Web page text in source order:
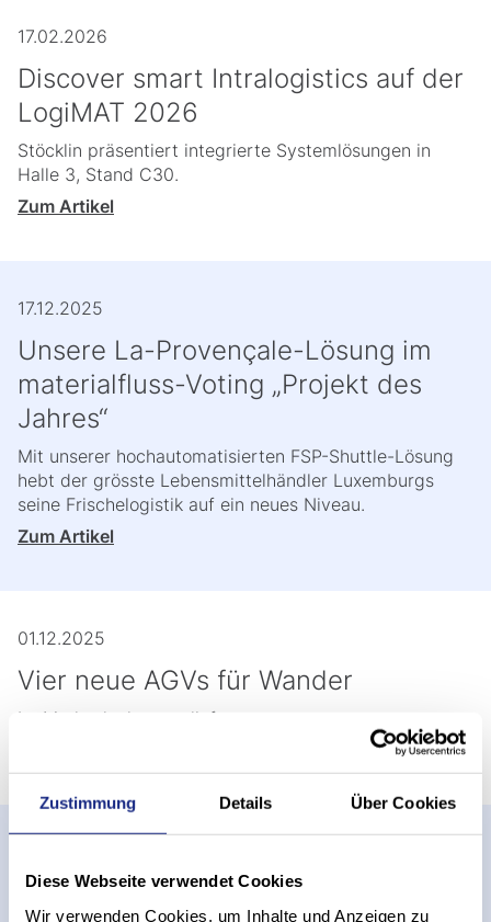
Zustimmung Details Über Cookies
Diese Webseite verwendet Cookies
Wir verwenden Cookies, um Inhalte und Anzeigen zu
17.02.2026
Discover smart Intralogistics auf der
LogiMAT 2026
Stöcklin präsentiert integrierte Systemlösungen in
Halle 3, Stand C30.
Zum Artikel
17.12.2025
Unsere La-Provençale-Lösung im
materialfluss-Voting „Projekt des
Jahres“
Mit unserer hochautomatisierten FSP-Shuttle-Lösung
hebt der grösste Lebensmittelhändler Luxemburgs
seine Frischelogistik auf ein neues Niveau.
Zum Artikel
01.12.2025
Vier neue AGVs für Wander
Im Markenlook ausgeliefert
Modernisierung für mehr